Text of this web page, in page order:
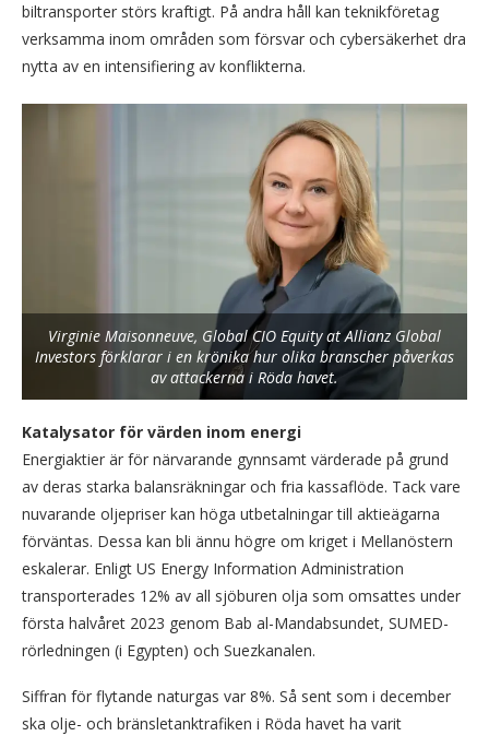
biltransporter störs kraftigt. På andra håll kan teknikföretag
verksamma inom områden som försvar och cybersäkerhet dra
nytta av en intensifiering av konflikterna.
Virginie Maisonneuve, Global CIO Equity at Allianz Global
Investors förklarar i en krönika hur olika branscher påverkas
av attackerna i Röda havet.
Katalysator för värden inom energi
Energiaktier är för närvarande gynnsamt värderade på grund
av deras starka balansräkningar och fria kassaflöde. Tack vare
nuvarande oljepriser kan höga utbetalningar till aktieägarna
förväntas. Dessa kan bli ännu högre om kriget i Mellanöstern
eskalerar. Enligt US Energy Information Administration
transporterades 12% av all sjöburen olja som omsattes under
första halvåret 2023 genom Bab al-Mandabsundet, SUMED-
rörledningen (i Egypten) och Suezkanalen.
Siffran för flytande naturgas var 8%. Så sent som i december
ska olje- och bränsletanktrafiken i Röda havet ha varit